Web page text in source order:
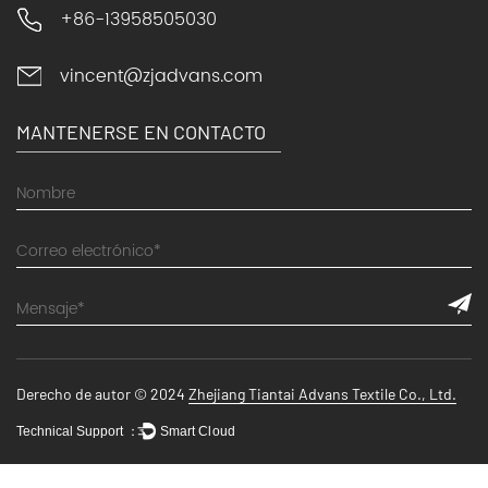
+86-13958505030
vincent@zjadvans.com
MANTENERSE EN CONTACTO
Derecho de autor © 2024 Zhejiang Tiantai Advans Textile Co., Ltd.
Technical Support ： Smart Cloud